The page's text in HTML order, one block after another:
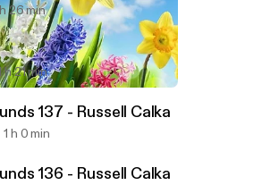
26 min
138 - Sa3b
h 21 min
137 - Russell Calka
1 h 0 min
136 - Russell Calka